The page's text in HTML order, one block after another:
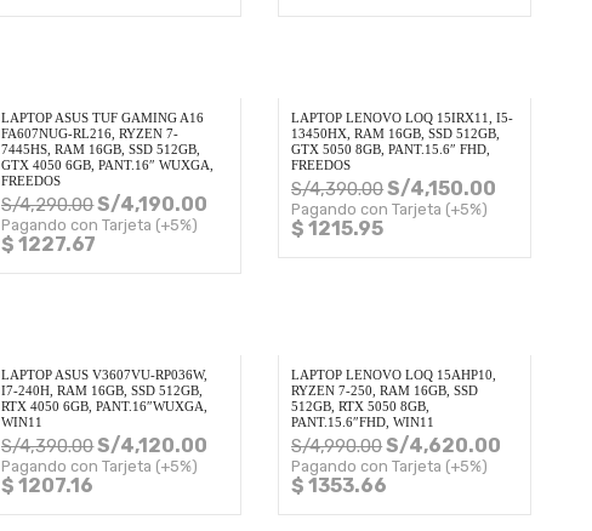
LAPTOP ASUS TUF GAMING A16
FA607NUG-RL216, RYZEN 7-
7445HS, RAM 16GB, SSD 512GB,
GTX 4050 6GB, PANT.16″ WUXGA,
FREEDOS
S/4,290.00S/4,190.00
Pagando con Tarjeta (+5%)
$ 1227.67
LAPTOP LENOVO LOQ 15IRX11, I5-
13450HX, RAM 16GB, SSD 512GB,
GTX 5050 8GB, PANT.15.6″ FHD,
FREEDOS
S/4,390.00S/4,150.00
Pagando con Tarjeta (+5%)
$ 1215.95
LAPTOP ASUS V3607VU-RP036W,
I7-240H, RAM 16GB, SSD 512GB,
RTX 4050 6GB, PANT.16″WUXGA,
WIN11
S/4,390.00S/4,120.00
Pagando con Tarjeta (+5%)
$ 1207.16
LAPTOP LENOVO LOQ 15AHP10,
RYZEN 7-250, RAM 16GB, SSD
512GB, RTX 5050 8GB,
PANT.15.6″FHD, WIN11
S/4,990.00S/4,620.00
Pagando con Tarjeta (+5%)
$ 1353.66